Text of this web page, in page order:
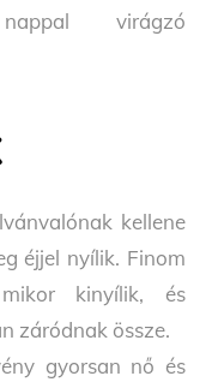
virágzó
kellene
éjjel nyílik. Finom
kinyílik, és
záródnak össze.
gyorsan nő és